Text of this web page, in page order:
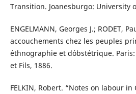
Transition. Joanesburgo: University
ENGELMANN, Georges J.; RODET,
accouchements chez les peuples
´ethnographie et d´obstétrique.
et Fils, 1886.
FELKIN, Robert. “Notes on labour in